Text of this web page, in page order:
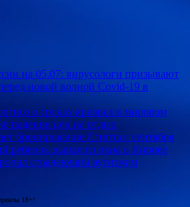
на 05.07: вирусологи призывают
новой волной Covid-19 в
о сроках кризиса в мировом
падения цен на отдых
бронирование Египта с сентября
ребенок выпал из окна в Кирове
страдающий аутизмом
18+!